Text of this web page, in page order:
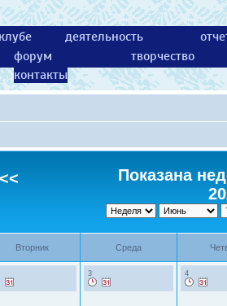
деятельность
форум
творчество
контакты
<<
Показана
Вторник Среда
3 4